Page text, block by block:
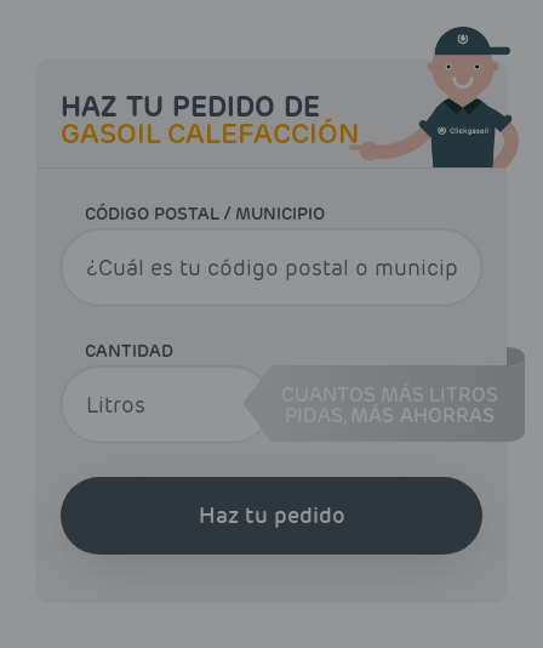
HAZ TU PEDIDO DE
GASOIL CALEFACCIÓN
CÓDIGO POSTAL / MUNICIPIO
CANTIDAD
CUANTOS MÁS LITROS
MÁS AHORRAS
Haz tu pedido